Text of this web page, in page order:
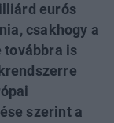
eurós
csakhogy a
továbbra is
szerint a